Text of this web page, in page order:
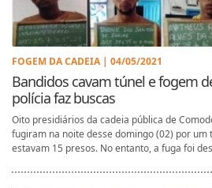
FOGEM DA CADEIA | 04/05/2021
Bandidos cavam túnel e fogem
polícia faz buscas
Oito presidiários da cadeia pública de
fugiram na noite desse domingo (02) por um
estavam 15 presos. No entanto, a fuga foi